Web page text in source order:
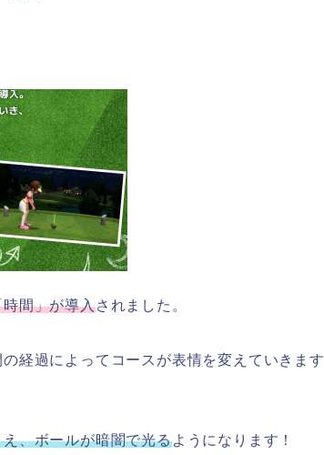
間」が導入されました。
経過によってコースが表情を変えていきます
、ボールが暗闇で光るようになります！